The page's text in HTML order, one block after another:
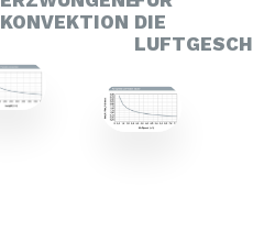
KONVEKTION DIE